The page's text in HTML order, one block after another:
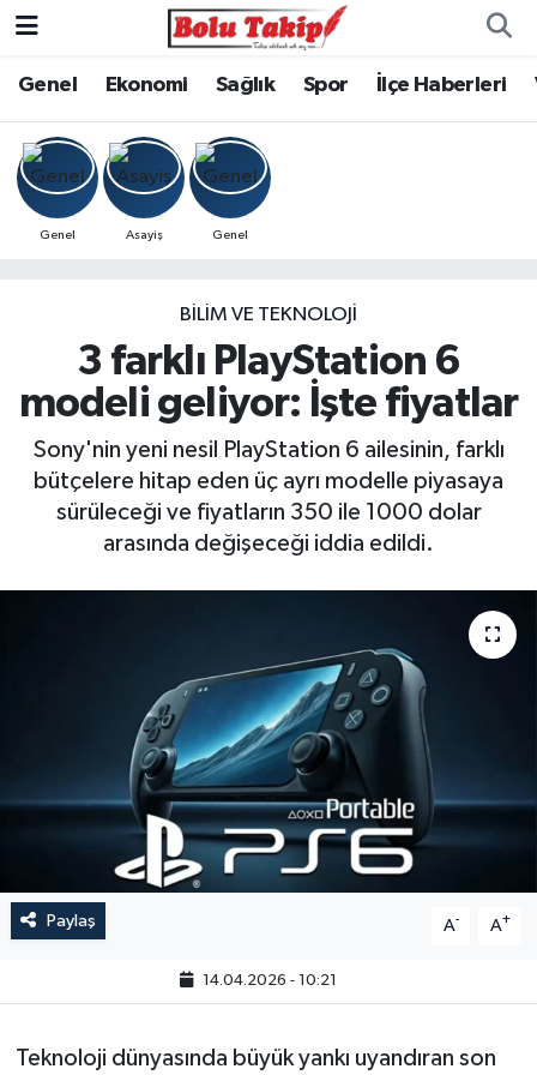
Genel Ekonomi Sağlık Spor İlçe Haberleri
Genel Asayiş Genel
BILIM VE TEKNOLOJI
3 farklı PlayStation 6
modeli geliyor: İşte fiyatlar
Sony'nin yeni nesil PlayStation 6 ailesinin, farklı
bütçelere hitap eden üç ayrı modelle piyasaya
sürüleceği ve fiyatların 350 ile 1000 dolar
arasında değişeceği iddia edildi.
Paylaş A- A+
14.04.2026 - 10:21
Teknoloji dünyasında büyük yankı uyandıran son